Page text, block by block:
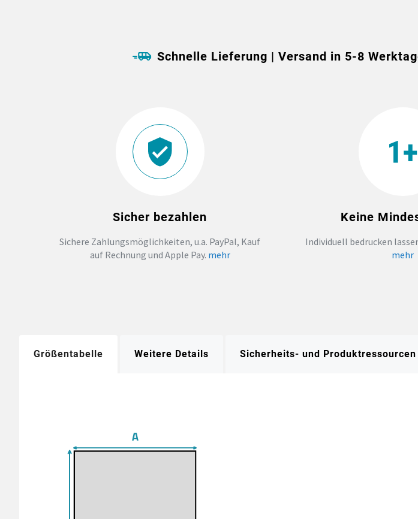
Schnelle Lieferung | Versand in 5-8
Sicher bezahlen
Sichere Zahlungsmöglichkeiten, u.a. PayPal, Kauf
auf Rechnung und Apple Pay. mehr
Keine
Individuell bedrucken
mehr
Größentabelle Weitere Details Sicherheits- und Produktressourcen